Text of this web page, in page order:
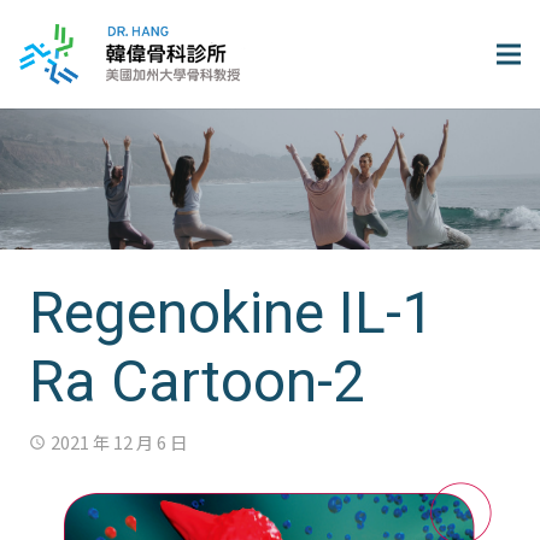
Regenokine IL-1
Ra Cartoon-2
access_time 2021 年 12 月 6 日